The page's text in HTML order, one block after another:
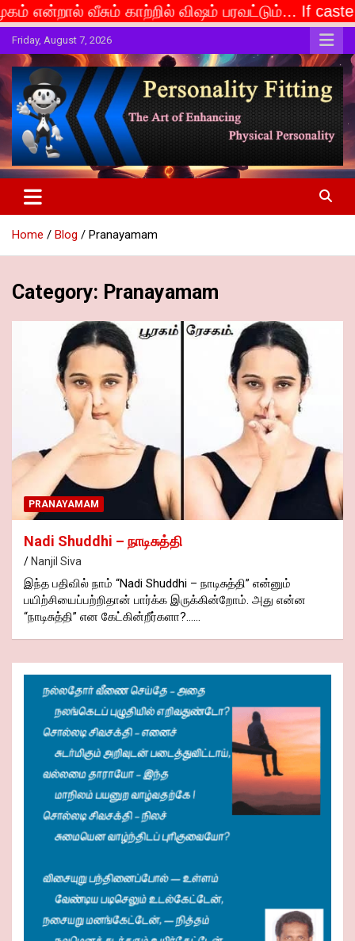
காற்றில் விஷம் பரவட்டும்... If caste is deemed to
Skip
to
content
Friday, August 7, 2026
Personality Fitting
The Art of Enhancing Physical Personality
Home Blog Pranayamam
Category: Pranayamam
PRANAYAMAM
Nadi Shuddhi – நாடிசுத்தி
Nanjil Siva
இந்த பதிவில் நாம் “Nadi Shuddhi – நாடிசுத்தி” என்னும்
பயிற்சியைப்பற்றிதான் பார்க்க இருக்கின்றோம். அது என்ன
“நாடிசுத்தி” என கேட்கின்றீர்களா?……